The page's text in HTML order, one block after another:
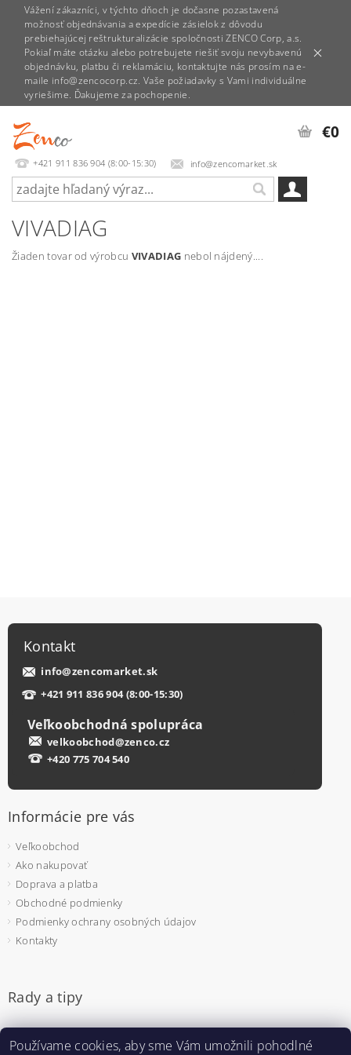
Vážení zákazníci, v týchto dňoch je dočasne pozastavená
možnosť objednávania a expedície zásielok z dôvodu
prebiehajúcej reštrukturalizácie spoločnosti ZENCO Corp, a.s.
Pokiaľ máte otázku alebo potrebujete riešiť svoju nevybavenú
objednávku, platbu či reklamáciu, kontaktujte nás prosím na e-
maile info@zencocorp.cz. Vaše požiadavky s Vami individuálne
vyriešime. Ďakujeme za pochopenie.
+421 911 836 904 (8:00-15:30) info@zencomarket.sk
€0
VIVADIAG
Žiaden tovar od výrobcu VIVADIAG nebol nájdený....
Kontakt
info@zencomarket.sk
+421 911 836 904 (8:00-15:30)
Veľkoobchodná spolupráca
velkoobchod@zenco.cz
+420 775 704 540
Informácie pre vás
Veľkoobchod
Ako nakupovať
Doprava a platba
Obchodné podmienky
Podmienky ochrany osobných údajov
Kontakty
Rady a tipy
Používame cookies, aby sme Vám umožnili pohodlné